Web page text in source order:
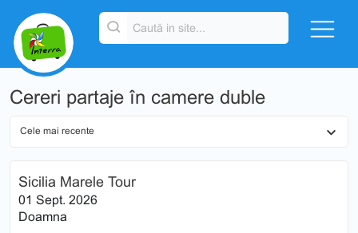
Cereri partaje în camere duble
Sicilia Marele Tour
01 Sept. 2026
Doamna